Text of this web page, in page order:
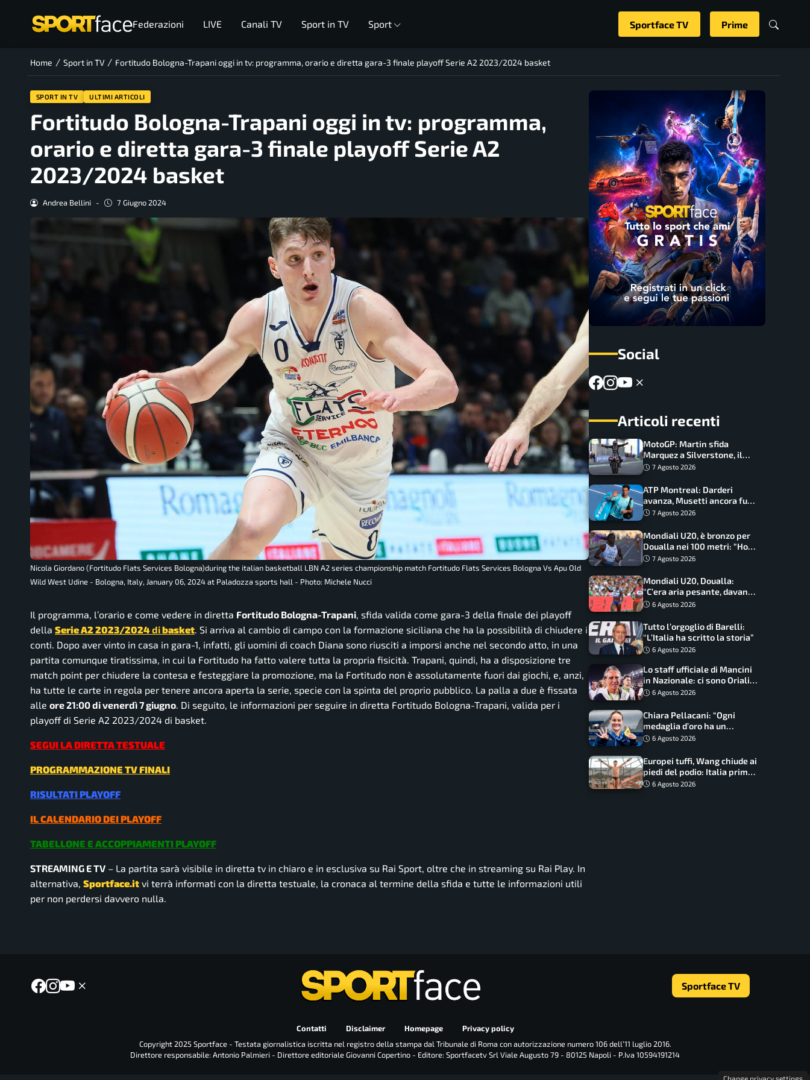
Federazioni LIVE Canali TV Sport in TV Sport Sportface TV Prime
Home / Sport in TV / Fortitudo Bologna-Trapani oggi in tv: programma, orario e diretta gara-3 finale playoff Serie A2 2023/2024 basket
SPORT IN TV ULTIMI ARTICOLI
Fortitudo Bologna-Trapani oggi in tv: programma,
orario e diretta gara-3 finale playoff Serie A2
2023/2024 basket
Andrea Bellini - 7 Giugno 2024
Nicola Giordano (Fortitudo Flats Services Bologna)during the italian basketball LBN A2 series championship match Fortitudo Flats Services Bologna Vs Apu Old
Wild West Udine - Bologna, Italy, January 06, 2024 at Paladozza sports hall - Photo: Michele Nucci
Il programma, l’orario e come vedere in diretta Fortitudo Bologna-Trapani, sfida valida come gara-3 della finale dei playoff
della Serie A2 2023/2024dibasket. Si arriva al cambio di campo con la formazione siciliana che ha la possibilità di chiudere i
conti. Dopo aver vinto in casa in gara-1, infatti, gli uomini di coach Diana sono riusciti a imporsi anche nel secondo atto, in una
partita comunque tiratissima, in cui la Fortitudo ha fatto valere tutta la propria fisicità. Trapani, quindi, ha a disposizione tre
match point per chiudere la contesa e festeggiare la promozione, ma la Fortitudo non è assolutamente fuori dai giochi, e, anzi,
ha tutte le carte in regola per tenere ancora aperta la serie, specie con la spinta del proprio pubblico. La palla a due è fissata
alle ore 21:00 di venerdì 7 giugno. Di seguito, le informazioni per seguire in diretta Fortitudo Bologna-Trapani, valida per i
playoff di Serie A2 2023/2024 di basket.
SEGUI LA DIRETTA TESTUALE
PROGRAMMAZIONE TV FINALI
RISULTATI PLAYOFF
IL CALENDARIO DEI PLAYOFF
TABELLONE E ACCOPPIAMENTI PLAYOFF
STREAMING E TV – La partita sarà visibile in diretta tv in chiaro e in esclusiva su Rai Sport, oltre che in streaming su Rai Play. In
alternativa, Sportface.it vi terrà informati con la diretta testuale, la cronaca al termine della sfida e tutte le informazioni utili
per non perdersi davvero nulla.
Social
Articoli recenti
MotoGP: Martin sfida
Marquez a Silverstone, il
programma e gli orari
7 Agosto 2026
ATP Montreal: Darderi
avanza, Musetti ancora fuori
con Jodar
7 Agosto 2026
Mondiali U20, è bronzo per
Doualla nei 100 metri: “Ho
scacciato l’ansia”
7 Agosto 2026
Mondiali U20, Doualla:
“C’era aria pesante, davano
le mascherine! Finale? Non
6 Agosto 2026
Tutto l’orgoglio di Barelli:
“L’Italia ha scritto la storia”
6 Agosto 2026
Lo staff ufficiale di Mancini
in Nazionale: ci sono Oriali e
Bonucci, confermato un
6 Agosto 2026
Chiara Pellacani: “Ogni
medaglia d’oro ha un
significato diverso. Ho fatto
6 Agosto 2026
Europei tuffi, Wang chiude ai
piedi del podio: Italia prima
nel medagliere
6 Agosto 2026
Sportface TV
Contatti Disclaimer Homepage
Privacy policy
Copyright 2025 Sportface - Testata giornalistica iscritta nel registro della stampa dal Tribunale di Roma con autorizzazione numero 106 dell’11 luglio 2016.
Direttore responsabile: Antonio Palmieri - Direttore editoriale Giovanni Copertino - Editore: Sportfacetv Srl Viale Augusto 79 - 80125 Napoli - P.Iva 10594191214
Change privacy settings